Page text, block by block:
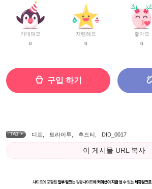
기대돼요
0
저렴해요
0
좋아요
0
구입 하기
TAG • 디프 트라이투 후드티 DID_0017
이 게시물 URL 복사